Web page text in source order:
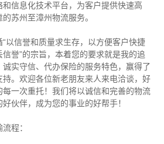
信息化技术平台，为客户提供快速高
苏州至漳州物流服务。
以信誉和质量求生存，以方便客户快捷
誉”的宗旨，本着您的要求就是我的追
实守信、代办保险的服务特色，赢得了
。欢迎各位新老朋友来人来电洽谈，好
一次重托！我们将以诚信和完善的物流
伙伴，成为您的事业的好帮手！
程：